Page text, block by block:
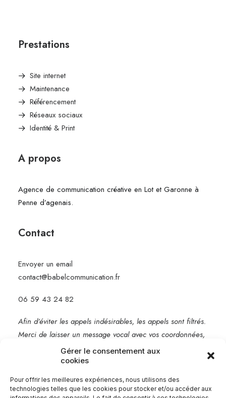
Gérer le consentement aux
cookies
Pour offrir les meilleures expériences, nous utilisons des
technologies telles que les cookies pour stocker et/ou accéder aux
Prestations
Site internet
Maintenance
Référencement
Réseaux sociaux
Identité & Print
A propos
Agence de communication créative en Lot et Garonne à
Penne d’agenais.
Contact
Envoyer un email
contact@babelcommunication.fr
06 59 43 24 82
Afin d’éviter les appels indésirables, les appels sont filtrés.
Merci de laisser un message vocal avec vos coordonnées,
je vous rappelle rapidement.
Mentions légales